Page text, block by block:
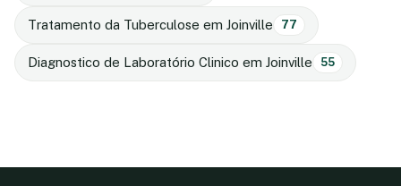
Tratamento da Tuberculose em Joinville 77
Diagnostico de Laboratório Clinico em Joinville 55